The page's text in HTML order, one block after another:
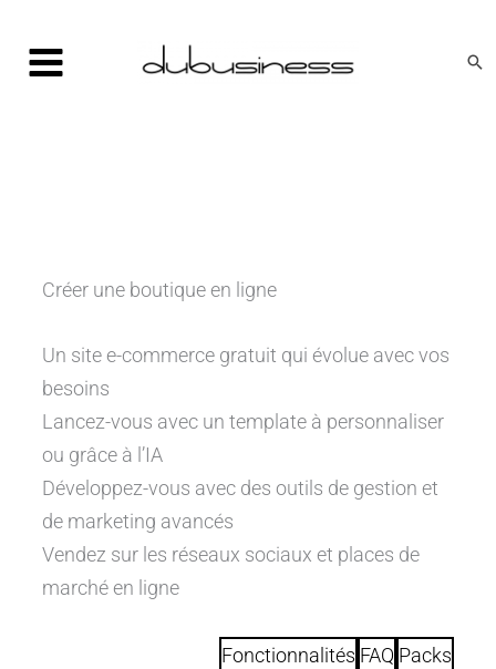
contenu
Créer une boutique en ligne
Un site e-commerce gratuit qui évolue avec vos
besoins
Lancez-vous avec un template à personnaliser
ou grâce à l’IA
Développez-vous avec des outils de gestion et
de marketing avancés
Vendez sur les réseaux sociaux et places de
marché en ligne
Fonctionnalités FAQ Packs